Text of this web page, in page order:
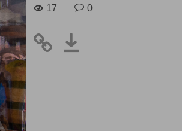
17 0